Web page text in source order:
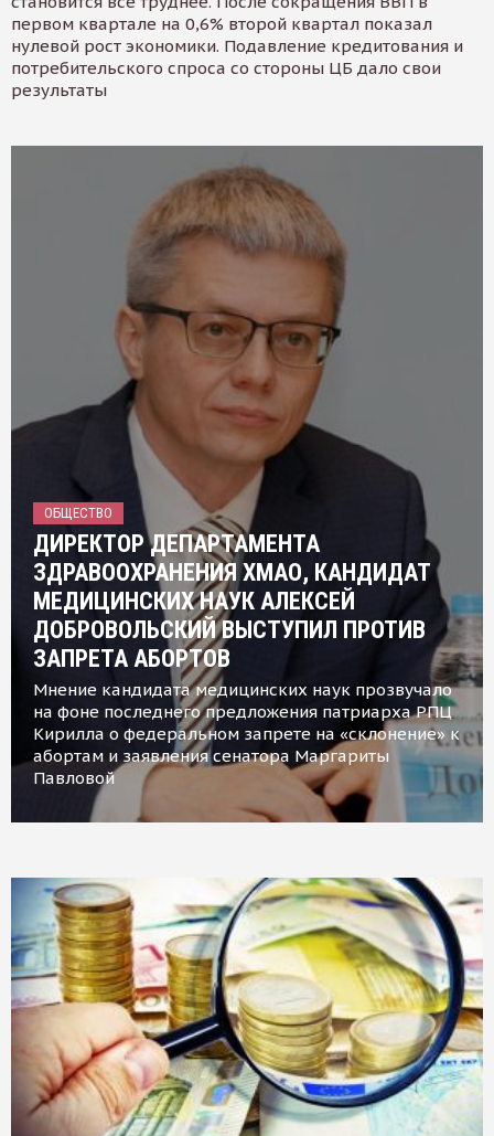
первом квартале на 0,6% второй квартал показал
нулевой рост экономики. Подавление кредитования и
потребительского спроса со стороны ЦБ дало свои
результаты
ОБЩЕСТВО
ДИРЕКТОР ДЕПАРТАМЕНТА
ЗДРАВООХРАНЕНИЯ ХМАО, КАНДИДАТ
МЕДИЦИНСКИХ НАУК АЛЕКСЕЙ
ДОБРОВОЛЬСКИЙ ВЫСТУПИЛ ПРОТИВ
ЗАПРЕТА АБОРТОВ
Мнение кандидата медицинских наук прозвучало
на фоне последнего предложения патриарха РПЦ
Кирилла о федеральном запрете на «склонение» к
абортам и заявления сенатора Маргариты
Павловой